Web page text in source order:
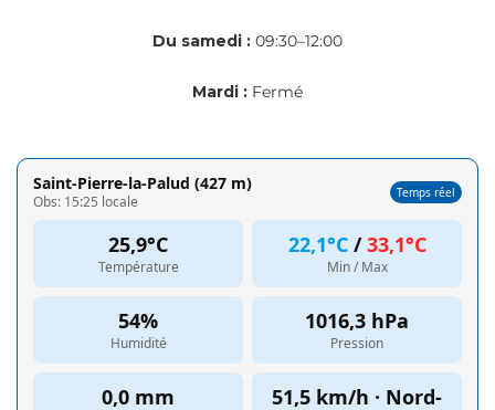
Du samedi : 09:30–12:00
Mardi : Fermé